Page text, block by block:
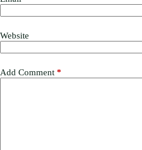
Website
Add Comment *